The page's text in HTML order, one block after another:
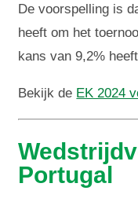
De voorspelling is
heeft om het
kans van 9,2%
Bekijk de EK 2024
Portugal